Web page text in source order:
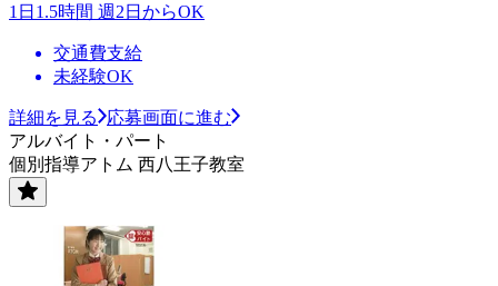
1日1.5時間 週2日からOK
交通費支給
未経験OK
詳細を見る
応募画面に進む
アルバイト・パート
個別指導アトム 西八王子教室